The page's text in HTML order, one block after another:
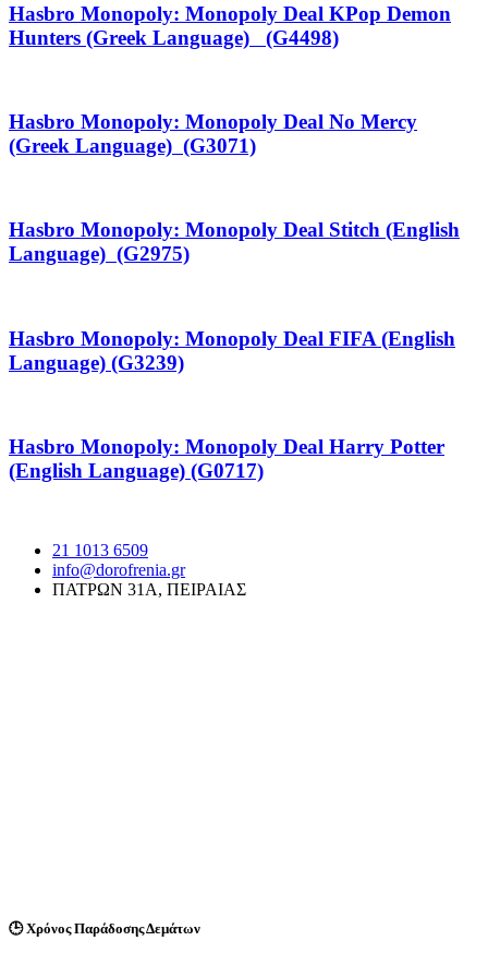
Hasbro Monopoly: Monopoly Deal KPop Demon
Hunters (Greek Language) (G4498)
Hasbro Monopoly: Monopoly Deal No Mercy
(Greek Language) (G3071)
Hasbro Monopoly: Monopoly Deal Stitch (English
Language) (G2975)
Hasbro Monopoly: Monopoly Deal FIFA (English
Language) (G3239)
Hasbro Monopoly: Monopoly Deal Harry Potter
(English Language) (G0717)
21 1013 6509
info@dorofrenia.gr
ΠΑΤΡΩΝ 31Α, ΠΕΙΡΑΙΑΣ
🕒Χρόνος Παράδοσης Δεμάτων